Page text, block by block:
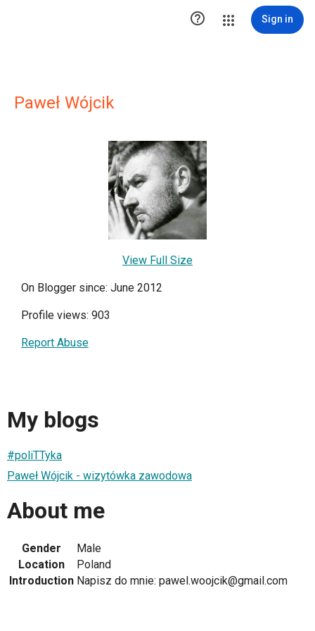
 Sign in
Paweł Wójcik
View Full Size
On Blogger since: June 2012
Profile views: 903
Report Abuse
My blogs
#poliTTyka
Paweł Wójcik - wizytówka zawodowa
About me
Gender
Male
Location
Poland
Introduction Napisz do mnie: pawel.woojcik@gmail.com